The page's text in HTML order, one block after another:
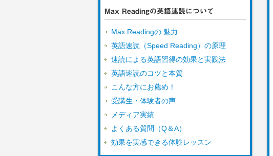
ン
ド
ウ
開
ま
す)
さ
い
し
ウ
ィ
ン
ド
で
き
ま
す)
Max Readingの英語速読について
Max Readingの 魅力
英語速読（Speed Reading）の原理
速読による英語習得の効果と実践法
英語速読のコツと本質
こんな方にお薦め！
受講生・体験者の声
メディア実績
よくある質問（Q＆A）
効果を実感できる体験レッスン